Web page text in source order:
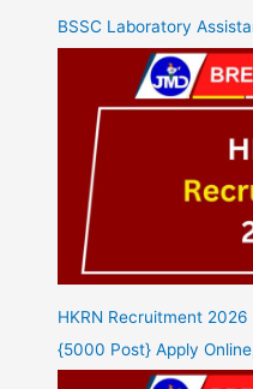
BSSC Laboratory
HKRN Recruitment
{5000 Post} Apply